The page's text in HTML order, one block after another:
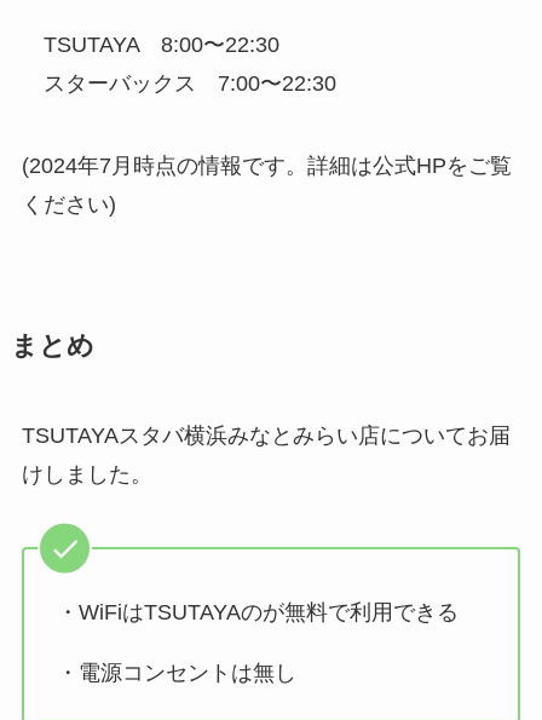
TSUTAYA 8:00〜22:30
スターバックス 7:00〜22:30
(2024年7月時点の情報です。詳細は公式HPをご覧
ください)
まとめ
TSUTAYAスタバ横浜みなとみらい店についてお届
けしました。
・WiFiはTSUTAYAのが無料で利用できる
・電源コンセントは無し